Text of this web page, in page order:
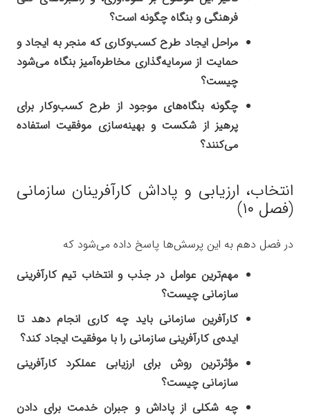
فرهنگی و بنگاه چگونه است؟
مراحل ایجاد طرح کسب‌وکاری که منجر به ایجاد و
حمایت از سرمایه‌گذاری مخاطره‌آمیز بنگاه می‌شود
چیست؟
چگونه بنگاه‌های موجود از طرح کسب‌وکار برای
پرهیز از شکست و بهینه‌سازی موفقیت استفاده
می‌کنند؟
انتخاب، ارزیابی و پاداش‌ کارآفرینان سازمانی
(فصل ۱۰)
در فصل دهم به این پرسش‌ها پاسخ داده می‌شود که
مهم‌ترین عوامل در جذب و انتخاب تیم کارآفرینی
سازمانی چیست؟
کارآفرین سازمانی باید چه کاری انجام دهد تا
ایده‌ی کارآفرینی سازمانی را با موفقیت ایجاد کند؟
مؤثرترین روش برای ارزیابی عملکرد کارآفرینی
سازمانی چیست؟
چه شکلی از پاداش و جبران خدمت برای دادن